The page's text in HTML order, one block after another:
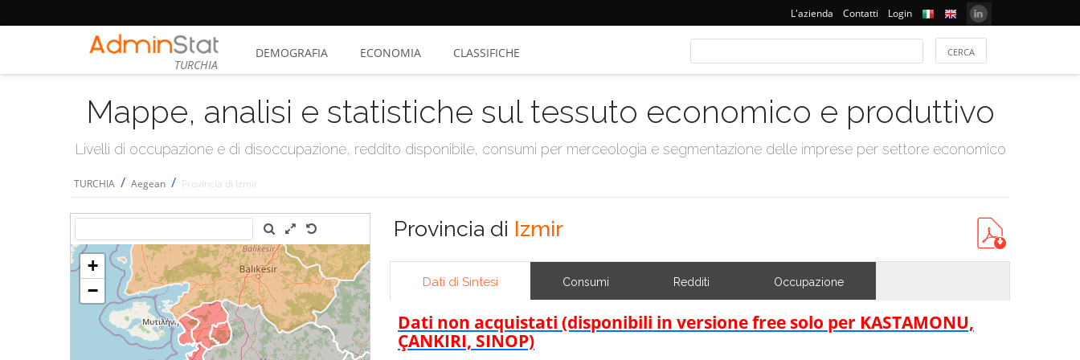
L'azienda Contatti Login
TURCHIA
DEMOGRAFIA ECONOMIA CLASSIFICHE
Mappe, analisi e statistiche sul tessuto economico e produttivo
Livelli di occupazione e di disoccupazione, reddito disponibile, consumi per merceologia e segmentazione delle imprese per settore economico
TURCHIA / Aegean / Provincia di İzmir
Provincia di Izmir
Dati di Sintesi Consumi Redditi Occupazione
Dati non acquistati (disponibili in versione free solo per KASTAMONU,
ÇANKIRI, SINOP)